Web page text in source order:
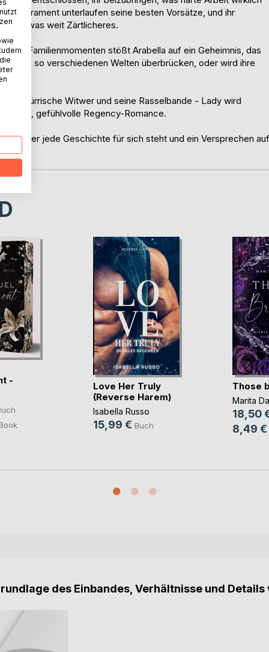
unterlaufen seine besten Vorsätze, und ihr
in etwas weit Zärtlicheres.
Familienmomenten stößt Arabella auf ein Geheimnis, das
ihren so verschiedenen Welten überbrücken, oder wird ihre
mürrische Witwer und seine Rasselbande - Lady wird
gefühlvolle Regency-Romance.
in der jede Geschichte für sich steht und ein Versprechen auf
-
Love Her Truly
(Reverse Harem)
Isabella Russo
15,99 € Buch
Those
Marita
18,50
8,49 €
des Einbandes, Verhältnisse und